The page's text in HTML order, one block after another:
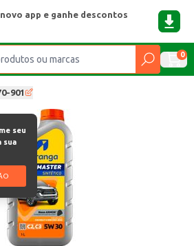
app e ganhe descontos
0
901
seu
sua